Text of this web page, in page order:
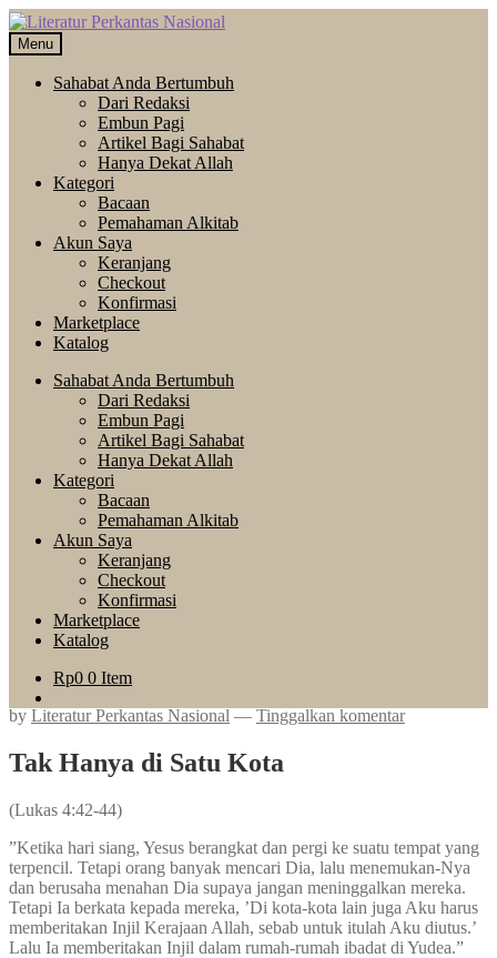
Skip
to
navigation
Langsung
ke
isi
Menu
Sahabat Anda Bertumbuh
Dari Redaksi
Embun Pagi
Artikel Bagi Sahabat
Hanya Dekat Allah
Kategori
Bacaan
Pemahaman Alkitab
Akun Saya
Keranjang
Checkout
Konfirmasi
Marketplace
Katalog
Sahabat Anda Bertumbuh
Dari Redaksi
Embun Pagi
Artikel Bagi Sahabat
Hanya Dekat Allah
Kategori
Bacaan
Pemahaman Alkitab
Akun Saya
Keranjang
Checkout
Konfirmasi
Marketplace
Katalog
Rp0 0 Item
by Literatur Perkantas Nasional — Tinggalkan komentar
Tak Hanya di Satu Kota
(Lukas 4:42-44)
”Ketika hari siang, Yesus berangkat dan pergi ke suatu tempat yang
terpencil. Tetapi orang banyak mencari Dia, lalu menemukan-Nya
dan berusaha menahan Dia supaya jangan meninggalkan mereka.
Tetapi Ia berkata kepada mereka, ’Di kota-kota lain juga Aku harus
memberitakan Injil Kerajaan Allah, sebab untuk itulah Aku diutus.’
Lalu Ia memberitakan Injil dalam rumah-rumah ibadat di Yudea.”